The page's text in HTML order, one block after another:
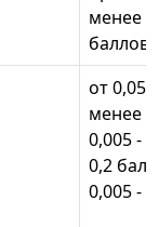
менее
баллов
от 0,05
менее
0,005 -
0,2
0,005 -